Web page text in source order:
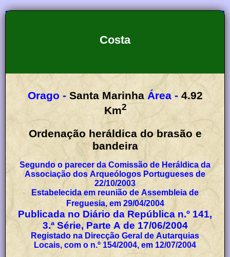
Costa
Orago - Santa Marinha Área - 4.92
Km2
Ordenação heráldica do brasão e
bandeira
Segundo o parecer da Comissão de Heráldica da
Associação dos Arqueólogos Portugueses de
22/10/2003
Estabelecida em reunião de Assembleia de
Freguesia, em 29/04/2004
Publicada no Diário da República n.º 141,
3.ª Série, Parte A de 17/06/2004
Registado na Direcção Geral de Autarquias
Locais, com o n.º 154/2004, em 12/07/2004